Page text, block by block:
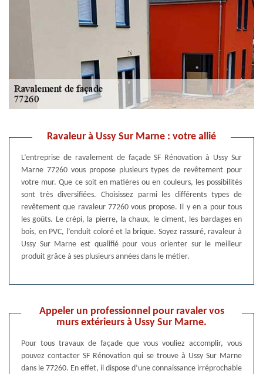
Ravaleur à Ussy Sur Marne : votre allié
L’entreprise de ravalement de façade SF Rénovation à Ussy Sur
Marne 77260 vous propose plusieurs types de revêtement pour
votre mur. Que ce soit en matières ou en couleurs, les possibilités
sont très diversifiées. Choisissez parmi les différents types de
revêtement que ravaleur 77260 vous propose. Il y en a pour tous
les goûts. Le crépi, la pierre, la chaux, le ciment, les bardages en
bois, en PVC, l’enduit coloré et la brique. Soyez rassuré, ravaleur à
Ussy Sur Marne est qualifié pour vous orienter sur le meilleur
produit grâce à ses plusieurs années dans le métier.
Appeler un professionnel pour ravaler vos
murs extérieurs à Ussy Sur Marne.
Pour tous travaux de façade que vous vouliez accomplir, vous
pouvez contacter SF Rénovation qui se trouve à Ussy Sur Marne
dans le 77260. En effet, il dispose d’une connaissance irréprochable